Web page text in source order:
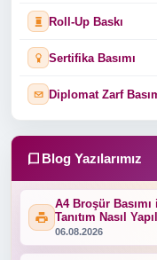
Roll-Up Baskı
Sertifika Basımı
Diplomat Zarf
Blog Yazılarımız
A4 Broşür
Tanıtım Nasıl
06.08.2026